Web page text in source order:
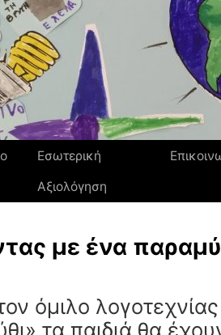
Εσωτερική
Αξιολόγηση
με ένα
όμιλο
τα παιδιά θα